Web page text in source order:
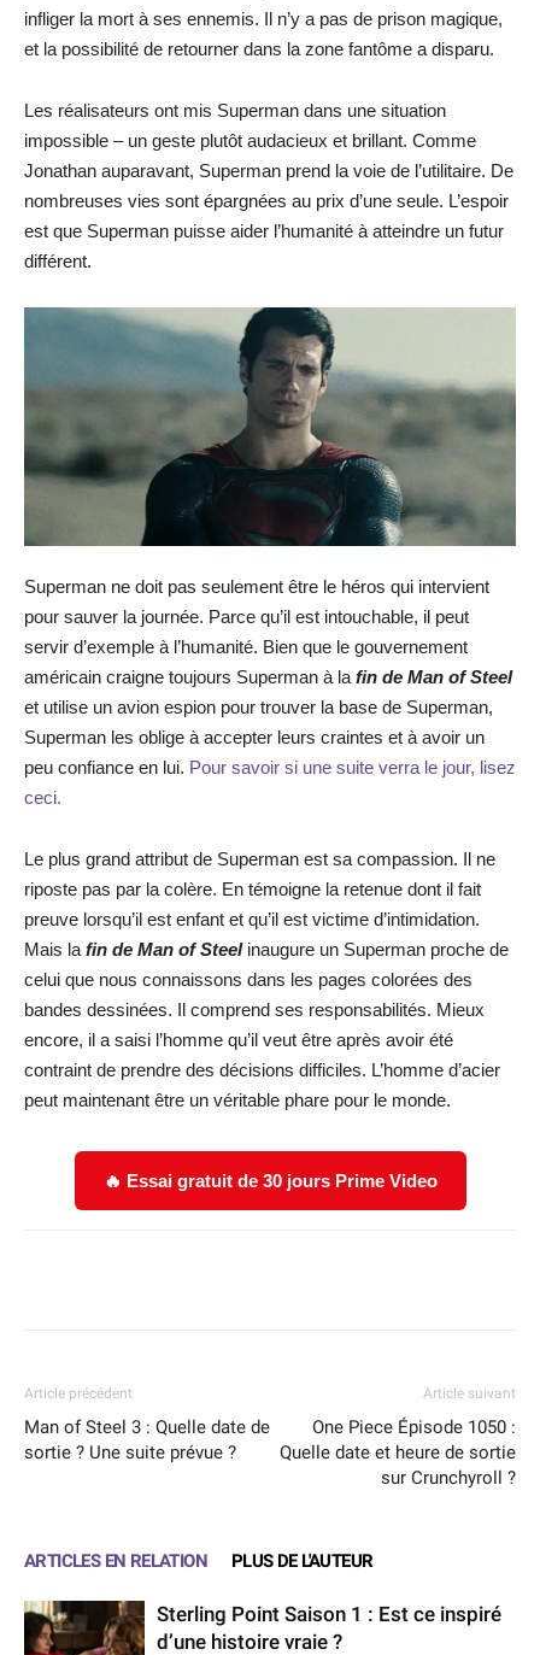
infliger la mort à ses ennemis. Il n’y a pas de prison magique,
et la possibilité de retourner dans la zone fantôme a disparu.
Les réalisateurs ont mis Superman dans une situation
impossible – un geste plutôt audacieux et brillant. Comme
Jonathan auparavant, Superman prend la voie de l’utilitaire. De
nombreuses vies sont épargnées au prix d’une seule. L’espoir
est que Superman puisse aider l’humanité à atteindre un futur
différent.
Superman ne doit pas seulement être le héros qui intervient
pour sauver la journée. Parce qu’il est intouchable, il peut
servir d’exemple à l’humanité. Bien que le gouvernement
américain craigne toujours Superman à la fin de Man of Steel
et utilise un avion espion pour trouver la base de Superman,
Superman les oblige à accepter leurs craintes et à avoir un
peu confiance en lui. Pour savoir si une suite verra le jour, lisez
ceci.
Le plus grand attribut de Superman est sa compassion. Il ne
riposte pas par la colère. En témoigne la retenue dont il fait
preuve lorsqu’il est enfant et qu’il est victime d’intimidation.
Mais la fin de Man of Steelinaugure un Superman proche de
celui que nous connaissons dans les pages colorées des
bandes dessinées. Il comprend ses responsabilités. Mieux
encore, il a saisi l’homme qu’il veut être après avoir été
contraint de prendre des décisions difficiles. L’homme d’acier
peut maintenant être un véritable phare pour le monde.
🔥 Essai gratuit de 30 jours Prime Video
Article précédent
Man of Steel 3 : Quelle date de
sortie ? Une suite prévue ?
Article suivant
One Piece Épisode 1050 :
Quelle date et heure de sortie
sur Crunchyroll ?
ARTICLES EN RELATION PLUS DE L'AUTEUR
Sterling Point Saison 1 : Est ce inspiré
d’une histoire vraie ?